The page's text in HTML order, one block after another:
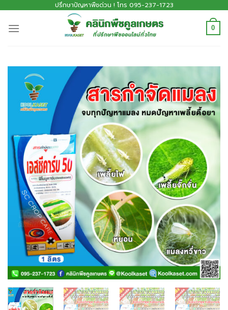
ปรึกษาปัญหาพืชด่วน ! โทร 095-237-1723
0